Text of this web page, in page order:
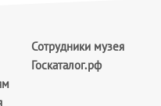
Сотрудники музея
Госкаталог.рф